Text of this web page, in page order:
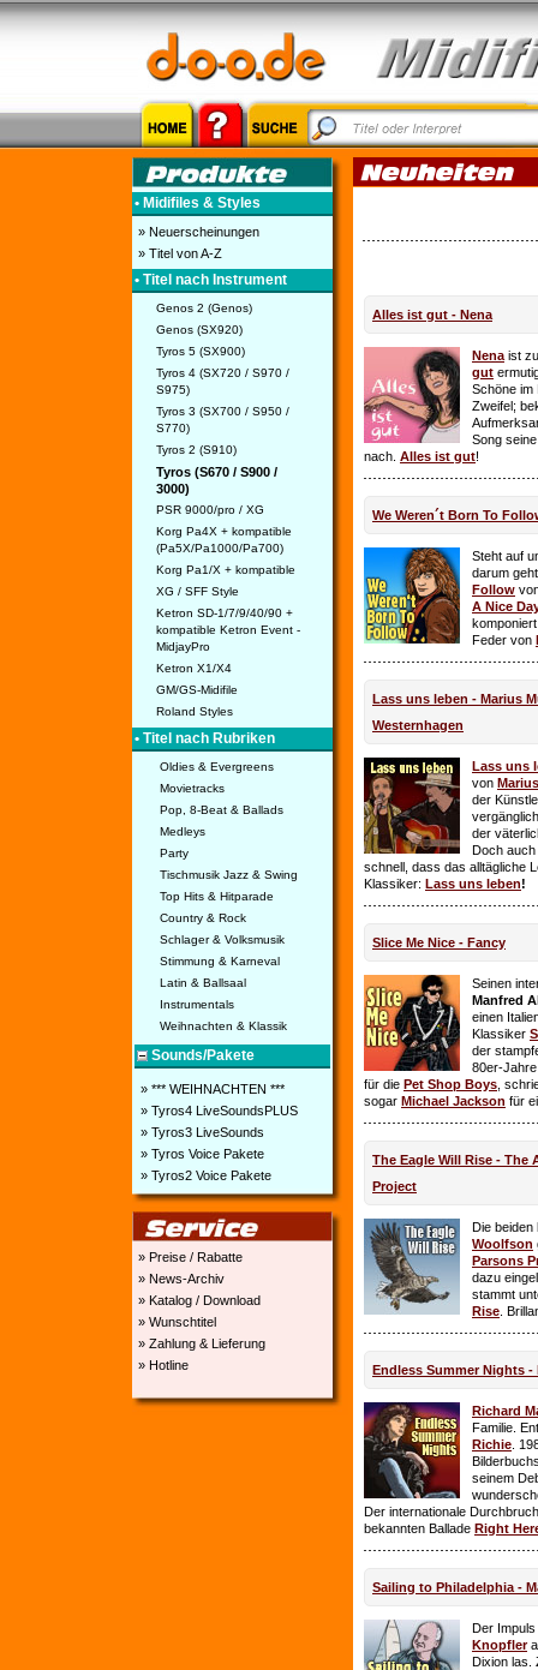
• Midifiles & Styles
» Neuerscheinungen
» Titel von A-Z
• Titel nach Instrument
Genos 2 (Genos)
Genos (SX920)
Tyros 5 (SX900)
Tyros 4 (SX720 / S970 /
S975)
Tyros 3 (SX700 / S950 /
S770)
Tyros 2 (S910)
Tyros (S670 / S900 /
3000)
PSR 9000/pro / XG
Korg Pa4X + kompatible
(Pa5X/Pa1000/Pa700)
Korg Pa1/X + kompatible
XG / SFF Style
Ketron SD-1/7/9/40/90 +
kompatible Ketron Event -
MidjayPro
Ketron X1/X4
GM/GS-Midifile
Roland Styles
• Titel nach Rubriken
Oldies & Evergreens
Movietracks
Pop, 8-Beat & Ballads
Medleys
Party
Tischmusik Jazz & Swing
Top Hits & Hitparade
Country & Rock
Schlager & Volksmusik
Stimmung & Karneval
Latin & Ballsaal
Instrumentals
Weihnachten & Klassik
Sounds/Pakete
» *** WEIHNACHTEN ***
» Tyros4 LiveSoundsPLUS
» Tyros3 LiveSounds
» Tyros Voice Pakete
» Tyros2 Voice Pakete
» Preise / Rabatte
» News-Archiv
» Katalog / Download
» Wunschtitel
» Zahlung & Lieferung
» Hotline
Alles ist gut - Nena
Nena ist
gut
Schöne im
Zweifel;
Song
nach. Alles ist gut!
We Weren´t Born To
Steht auf
darum
Follow
A Nice
Feder von
Lass uns leben - Marius
Westernhagen
Lass uns
von
der
der
Doch auch
schnell, dass das alltägliche
Klassiker: Lass uns leben!
Slice Me Nice - Fancy
Seinen
Manfred
einen
Klassiker
der
80er-
für die Pet Shop Boys ,
sogar Michael Jackson für
The Eagle Will Rise - The
Project
Die beiden
Woolfson
Parsons
dazu
stammt
Rise .
Endless Summer Nights -
Richard
Familie.
Richie .
seinem
Der internationale
bekannten Ballade Right
Sailing to Philadelphia -
Der
Knopfler
Dixion las.